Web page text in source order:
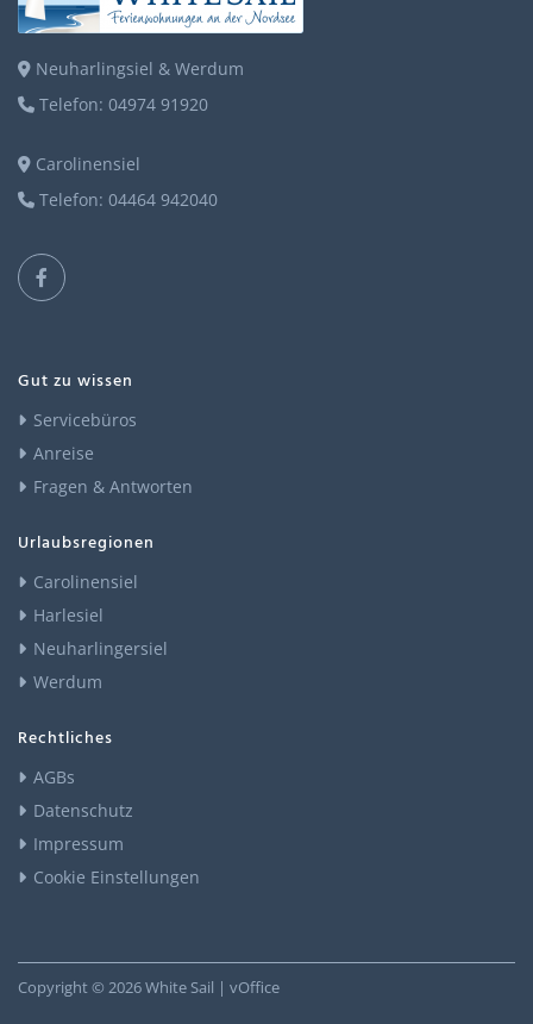
Neuharlingsiel & Werdum
Telefon: 04974 91920
Carolinensiel
Telefon: 04464 942040
Gut zu wissen
Servicebüros
Anreise
Fragen & Antworten
Urlaubsregionen
Carolinensiel
Harlesiel
Neuharlingersiel
Werdum
Rechtliches
AGBs
Datenschutz
Impressum
Cookie Einstellungen
Copyright © 2026White Sail | vOffice